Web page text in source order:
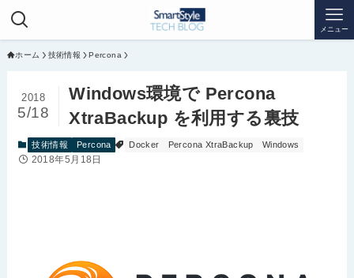
メニュー
ホーム 技術情報 Percona
Windows環境で Percona
XtraBackup を利用する裏技
2018
5/18
技術情報 Percona Docker Percona XtraBackup Windows
2018年5月18日